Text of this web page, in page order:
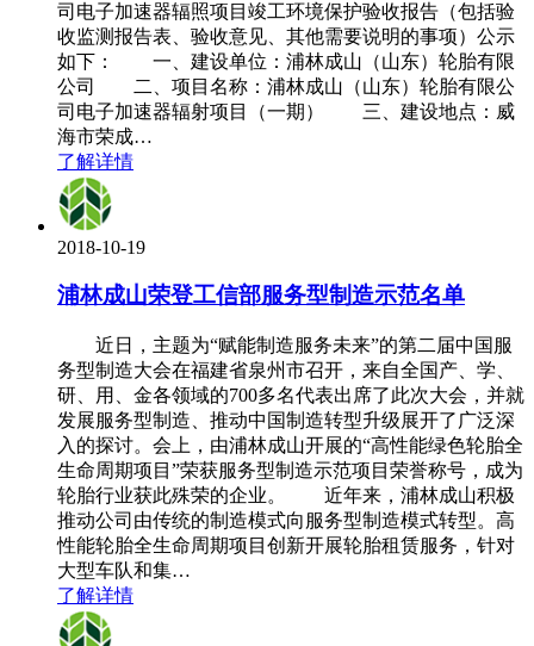
司电子加速器辐照项目竣工环境保护验收报告（包括验
收监测报告表、验收意见、其他需要说明的事项）公示
如下： 一、建设单位：浦林成山（山东）轮胎有限
公司 二、项目名称：浦林成山（山东）轮胎有限公
司电子加速器辐射项目（一期） 三、建设地点：威
海市荣成…
了解详情
2018-10-19
浦林成山荣登工信部服务型制造示范名单
近日，主题为“赋能制造服务未来”的第二届中国服
务型制造大会在福建省泉州市召开，来自全国产、学、
研、用、金各领域的700多名代表出席了此次大会，并就
发展服务型制造、推动中国制造转型升级展开了广泛深
入的探讨。会上，由浦林成山开展的“高性能绿色轮胎全
生命周期项目”荣获服务型制造示范项目荣誉称号，成为
轮胎行业获此殊荣的企业。 近年来，浦林成山积极
推动公司由传统的制造模式向服务型制造模式转型。高
性能轮胎全生命周期项目创新开展轮胎租赁服务，针对
大型车队和集…
了解详情